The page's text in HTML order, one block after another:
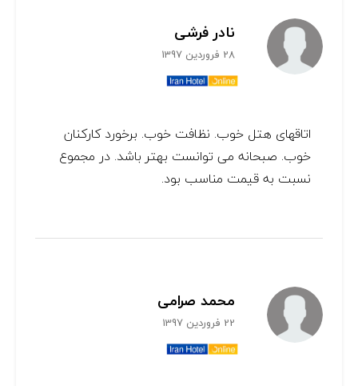
نادر فرشی
28 فروردین 1397
اتاقهای هتل خوب. نظافت خوب. برخورد کارکنان
خوب. صبحانه می توانست بهتر باشد. در مجموع
نسبت به قیمت مناسب بود.
محمد صرامی
22 فروردین 1397